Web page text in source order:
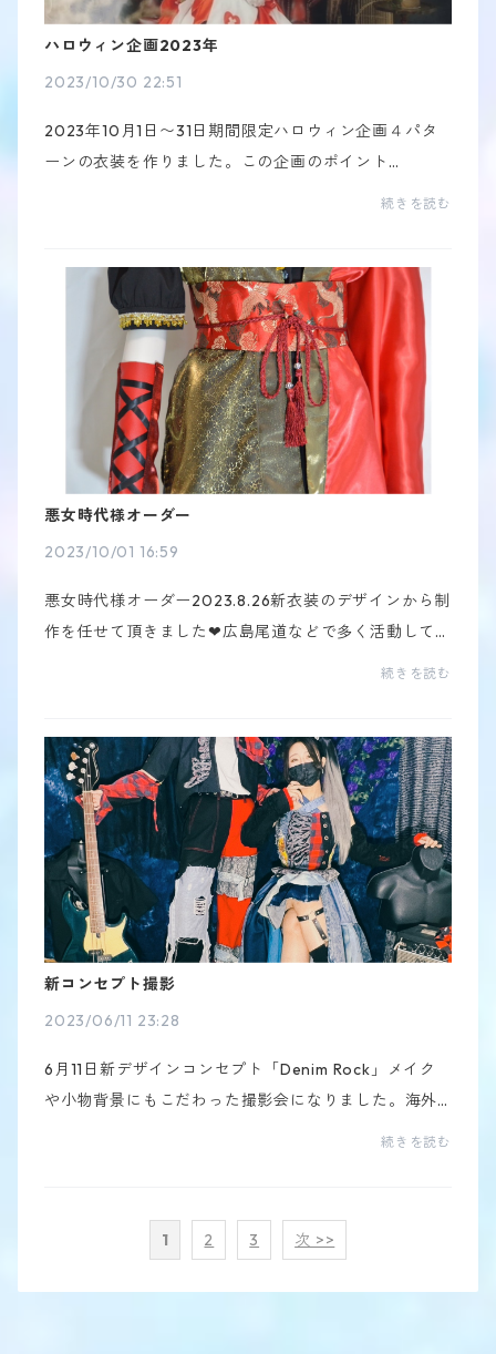
ハロウィン企画2023年
2023/10/30 22:51
2023年10月1日〜31日期間限定ハロウィン企画４パタ
ーンの衣装を作りました。この企画のポイント
は・・・価格です！！ハロウィンの文字を数字にし
続きを読む
悪女時代様オーダー
2023/10/01 16:59
悪女時代様オーダー2023.8.26新衣装のデザインから制
作を任せて頂きました❤︎広島尾道などで多く活動してい
続きを読む
新コンセプト撮影
2023/06/11 23:28
6月11日新デザインコンセプト「Denim Rock」メイク
や小物背景にもこだわった撮影会になりました。海外
アーテイストになりきり撮影に挑みました。後男の子
続きを読む
1 2 3 次 >>